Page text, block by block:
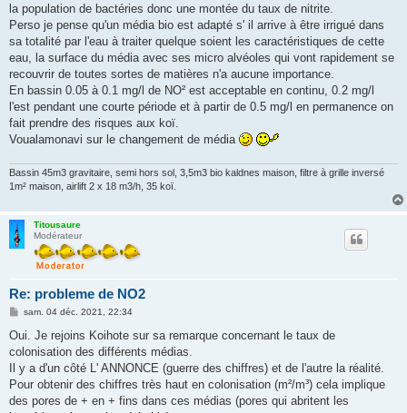
la population de bactéries donc une montée du taux de nitrite.
Perso je pense qu'un média bio est adapté s' il arrive à être irrigué dans
sa totalité par l'eau à traiter quelque soient les caractéristiques de cette
eau, la surface du média avec ses micro alvéoles qui vont rapidement se
recouvrir de toutes sortes de matières n'a aucune importance.
En bassin 0.05 à 0.1 mg/l de NO² est acceptable en continu, 0.2 mg/l
l'est pendant une courte période et à partir de 0.5 mg/l en permanence on
fait prendre des risques aux koï.
Voualamonavi sur le changement de média
Bassin 45m3 gravitaire, semi hors sol, 3,5m3 bio kaldnes maison, filtre à grille inversé
1m² maison, airlift 2 x 18 m3/h, 35 koï.
Titousaure
Modérateur
Re: probleme de NO2
M
s
a
g
e
sam. 04 déc. 2021, 22:34
Oui. Je rejoins Koihote sur sa remarque concernant le taux de
colonisation des différents médias.
Il y a d'un côté L' ANNONCE (guerre des chiffres) et de l'autre la réalité.
Pour obtenir des chiffres très haut en colonisation (m²/m³) cela implique
des pores de + en + fins dans ces médias (pores qui abritent les